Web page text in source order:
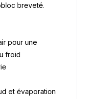
breveté.
pour une
froid
et évaporation